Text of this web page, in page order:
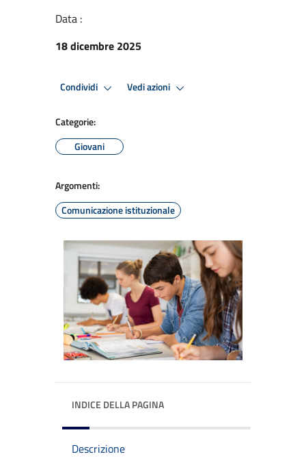
Data :
18 dicembre 2025
Condividi Vedi azioni
Categorie:
Giovani
Argomenti:
Comunicazione istituzionale
INDICE DELLA PAGINA
Descrizione